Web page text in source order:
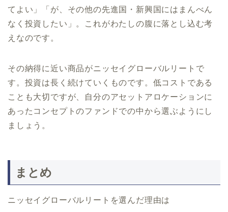
てよい」「が、その他の先進国・新興国にはまんべん
なく投資したい」。これがわたしの腹に落とし込む考
えなのです。
その納得に近い商品がニッセイグローバルリートで
す。投資は長く続けていくものです。低コストである
ことも大切ですが、自分のアセットアロケーションに
あったコンセプトのファンドでの中から選ぶようにし
ましょう。
まとめ
ニッセイグローバルリートを選んだ理由は